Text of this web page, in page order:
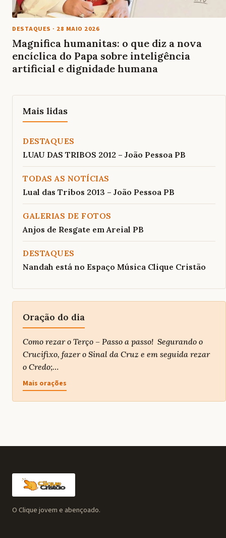
DESTAQUES · 28 MAIO 2026
Magnifica humanitas: o que diz a nova
encíclica do Papa sobre inteligência
artificial e dignidade humana
Mais lidas
DESTAQUES
LUAU DAS TRIBOS 2012 – João Pessoa PB
TODAS AS NOTÍCIAS
Lual das Tribos 2013 – João Pessoa PB
GALERIAS DE FOTOS
Anjos de Resgate em Areial PB
DESTAQUES
Nandah está no Espaço Música Clique Cristão
Oração do dia
Como rezar o Terço – Passo a passo! Segurando o
Crucifixo, fazer o Sinal da Cruz e em seguida rezar
o Credo;…
Mais orações
O Clique jovem e abençoado.